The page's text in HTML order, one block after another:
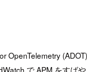
で APM をすば